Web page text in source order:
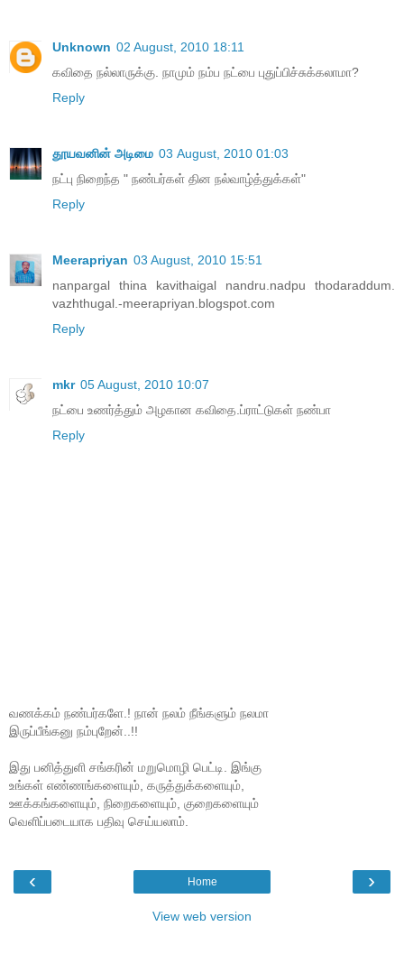
Unknown 02 August, 2010 18:11
கவிதை நல்லாருக்கு. நாமும் நம்ப நட்பை புதுப்பிச்சுக்கலாமா?
Reply
தூயவனின் அடிமை 03 August, 2010 01:03
நட்பு நிறைந்த " நண்பர்கள் தின நல்வாழ்த்துக்கள்"
Reply
Meerapriyan 03 August, 2010 15:51
nanpargal thina kavithaigal nandru.nadpu thodaraddum.
vazhthugal.-meerapriyan.blogspot.com
Reply
mkr 05 August, 2010 10:07
நட்பை உணர்த்தும் அழகான கவிதை.ப்ராட்டுகள் நண்பா
Reply
வணக்கம் நண்பர்களே.! நான் நலம் நீங்களும் நலமா
இருப்பீங்கனு நம்புறேன்..!!
இது பனித்துளி சங்கரின் மறுமொழி பெட்டி. இங்கு
உங்கள் எண்ணங்களையும், கருத்துக்களையும்,
ஊக்கங்களையும், நிறைகளையும், குறைகளையும்
வெளிப்படையாக பதிவு செய்யலாம்.
‹ ›
Home
View web version